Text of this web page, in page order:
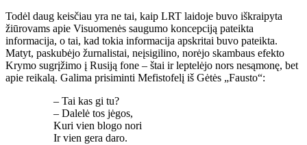
Todėl daug keisčiau yra ne tai, kaip LRT laidoje buvo iškraipyta
žiūrovams apie Visuomenės saugumo koncepciją pateikta
informacija, o tai, kad tokia informacija apskritai buvo pateikta.
Matyt, paskubėjo žurnalistai, neįsigilino, norėjo skambaus efekto
Krymo sugrįžimo į Rusiją fone – štai ir leptelėjo nors nesąmonę, bet
apie reikalą. Galima prisiminti Mefistofelį iš Gėtės „Fausto“:
– Tai kas gi tu?
– Dalelė tos jėgos,
Kuri vien blogo nori
Ir vien gera daro.